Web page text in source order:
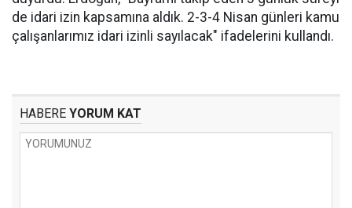
de idari izin kapsamına aldık. 2-3-4 Nisan günleri kamu
çalışanlarımız idari izinli sayılacak" ifadelerini kullandı.
HABERE YORUM KAT